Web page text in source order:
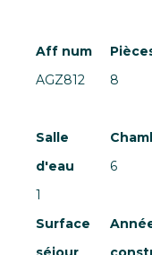
Aff num
AGZ812
8
Salle
d'eau
1
6
Surface